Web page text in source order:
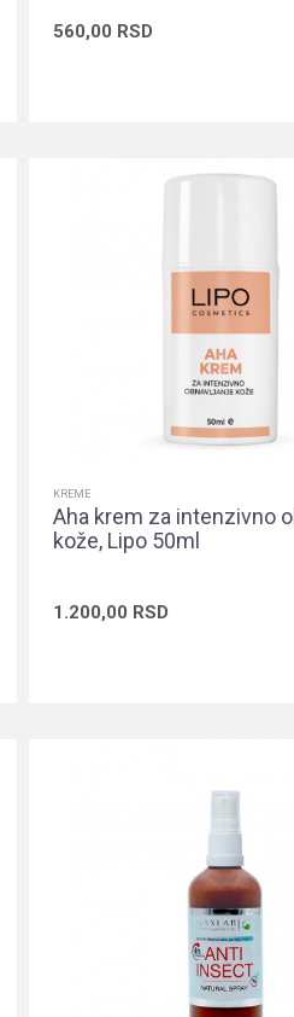
560,00 RSD
KREME
Aha krem za intenzivno
kože, Lipo 50ml
1.200,00 RSD